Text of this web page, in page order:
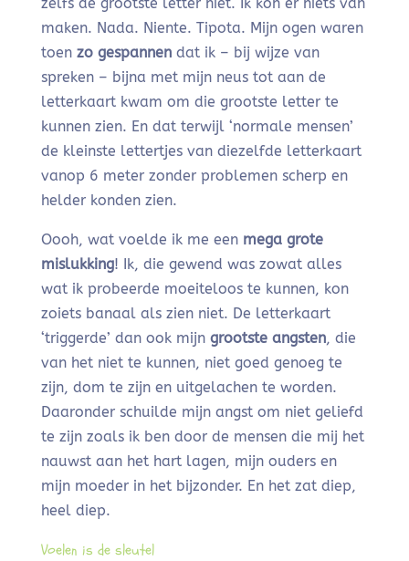
maken. Nada. Niente. Tipota. Mijn ogen waren
toenzo gespannendat ik – bij wijze van
spreken – bijna met mijn neus tot aan de
letterkaart kwam om die grootste letter te
kunnen zien. En dat terwijl ‘normale mensen’
de kleinste lettertjes van diezelfde letterkaart
vanop 6 meter zonder problemen scherp en
helder konden zien.
Oooh, wat voelde ik me een mega grote
mislukking! Ik, die gewend was zowat alles
wat ik probeerde moeiteloos te kunnen, kon
zoiets banaal als zien niet. De letterkaart
‘triggerde’ dan ook mijn grootste angsten, die
van het niet te kunnen, niet goed genoeg te
zijn, dom te zijn en uitgelachen te worden.
Daaronder schuilde mijn angst om niet geliefd
te zijn zoals ik ben door de mensen die mij het
nauwst aan het hart lagen, mijn ouders en
mijn moeder in het bijzonder. En het zat diep,
heel diep.
Voelen is de sleutel